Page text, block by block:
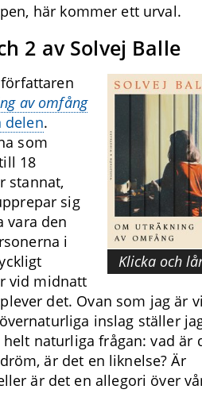
här kommer ett urval.
2 av Solvej Balle
Klicka och
av omfång
delen.
som
18
stannat,
sig
vara den
i
vid midnatt
det. Ovan som jag är
inslag ställer
naturliga frågan: vad är
är det en liknelse? Är
är det en allegori över